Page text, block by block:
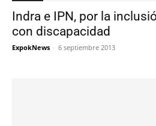
Indra e IPN, por la
con discapacidad
ExpokNews - 6 septiembre 2013